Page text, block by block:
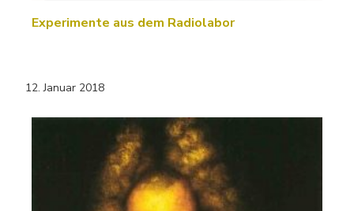
Experimente aus dem Radiolabor
12. Januar 2018